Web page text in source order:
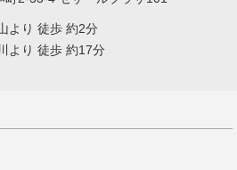
より 徒歩 約2分
より 徒歩 約17分